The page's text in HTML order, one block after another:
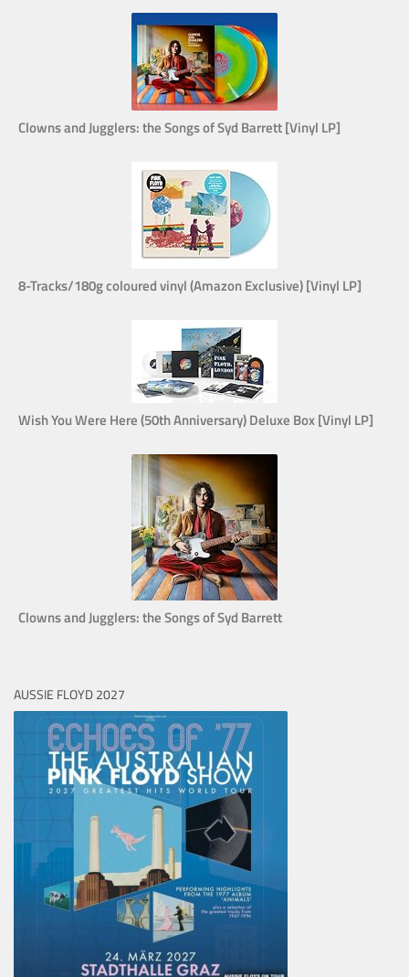
Clowns and Jugglers: the Songs of Syd Barrett [Vinyl LP]
8-Tracks/180g coloured vinyl (Amazon Exclusive) [Vinyl LP]
Wish You Were Here (50th Anniversary) Deluxe Box [Vinyl LP]
Clowns and Jugglers: the Songs of Syd Barrett
AUSSIE FLOYD 2027